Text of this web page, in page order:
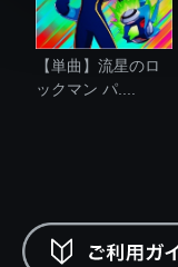
【単曲】流星のロ
ックマン パ....